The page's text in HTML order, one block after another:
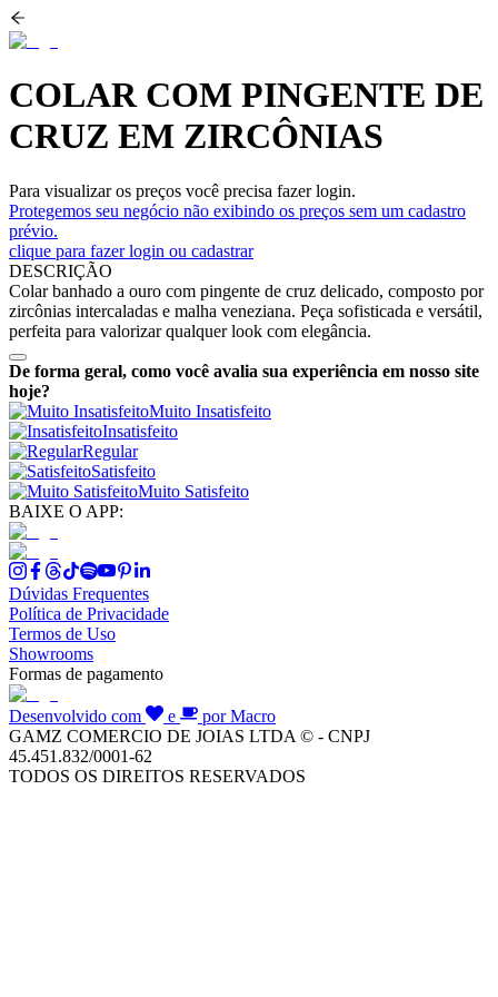
COLAR COM PINGENTE DE
CRUZ EM ZIRCÔNIAS
Para visualizar os preços você precisa fazer login.
Protegemos seu negócio não exibindo os preços sem um cadastro
prévio.
clique para fazer login ou cadastrar
DESCRIÇÃO
Colar banhado a ouro com pingente de cruz delicado, composto por
zircônias intercaladas e malha veneziana. Peça sofisticada e versátil,
perfeita para valorizar qualquer look com elegância.
De forma geral, como você avalia sua experiência em nosso site
hoje?
Muito Insatisfeito
Insatisfeito
Regular
Satisfeito
Muito Satisfeito
BAIXE O APP:
Dúvidas Frequentes
Política de Privacidade
Termos de Uso
Showrooms
Formas de pagamento
Desenvolvido com e
por Macro
GAMZ COMERCIO DE JOIAS LTDA © - CNPJ
45.451.832/0001-62
TODOS OS DIREITOS RESERVADOS